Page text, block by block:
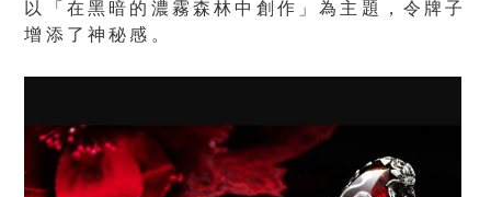
以「在黑暗的濃霧森林中創作」為主題，令牌子
增添了神秘感。